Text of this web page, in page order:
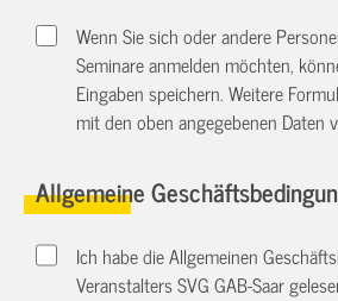
Wenn Sie sich oder andere
Seminare anmelden möchten,
Eingaben speichern. Weitere
mit den oben angegebenen Daten
Allgemeine
Ich habe die Allgemeinen
Veranstalters SVG GAB-Saar